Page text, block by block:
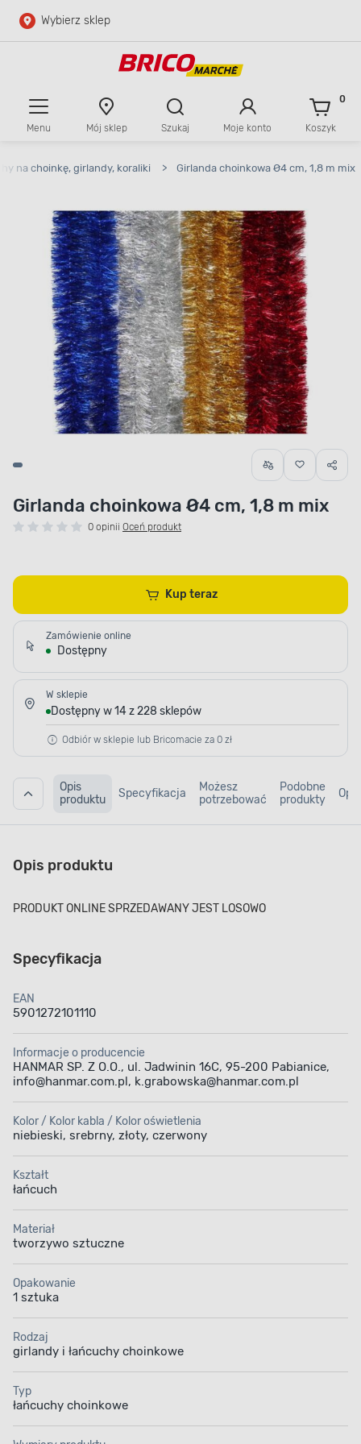
Przejdź do głównej zawartości
Wybierz sklep
Menu Mój sklep Szukaj Moje konto Koszyk
0
na choinkę, girlandy, koraliki > Girlanda choinkowa Ø4 cm, 1,8 m mix
Girlanda choinkowa Ø4 cm, 1,8 m mix
0 opinii Oceń produkt
Kup teraz
Zamówienie online
Dostępny
W sklepie
Dostępny w 14 z 228 sklepów
Odbiór w sklepie lub Bricomacie za 0 zł
Opis
produktu
Specyfikacja
Możesz
potrzebować
Podobne
produkty
Opis produktu
PRODUKT ONLINE SPRZEDAWANY JEST LOSOWO
Specyfikacja
EAN
5901272101110
Informacje o producencie
HANMAR SP. Z O.O., ul. Jadwinin 16C, 95-200 Pabianice,
info@hanmar.com.pl, k.grabowska@hanmar.com.pl
Kolor / Kolor kabla / Kolor oświetlenia
niebieski, srebrny, złoty, czerwony
Kształt
łańcuch
Materiał
tworzywo sztuczne
Opakowanie
1 sztuka
Rodzaj
girlandy i łańcuchy choinkowe
Typ
łańcuchy choinkowe